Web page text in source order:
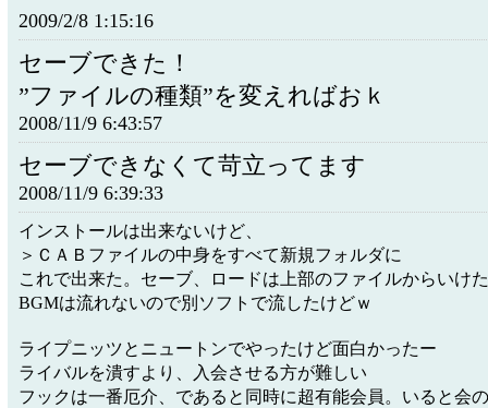
2009/2/8 1:15:16
セーブできた！
”ファイルの種類”を変えればおｋ
2008/11/9 6:43:57
セーブできなくて苛立ってます
2008/11/9 6:39:33
インストールは出来ないけど、
＞ＣＡＢファイルの中身をすべて新規フォルダに
これで出来た。セーブ、ロードは上部のファイルからいけた
BGMは流れないので別ソフトで流したけどｗ
ライプニッツとニュートンでやったけど面白かったー
ライバルを潰すより、入会させる方が難しい
フックは一番厄介、であると同時に超有能会員。いると会